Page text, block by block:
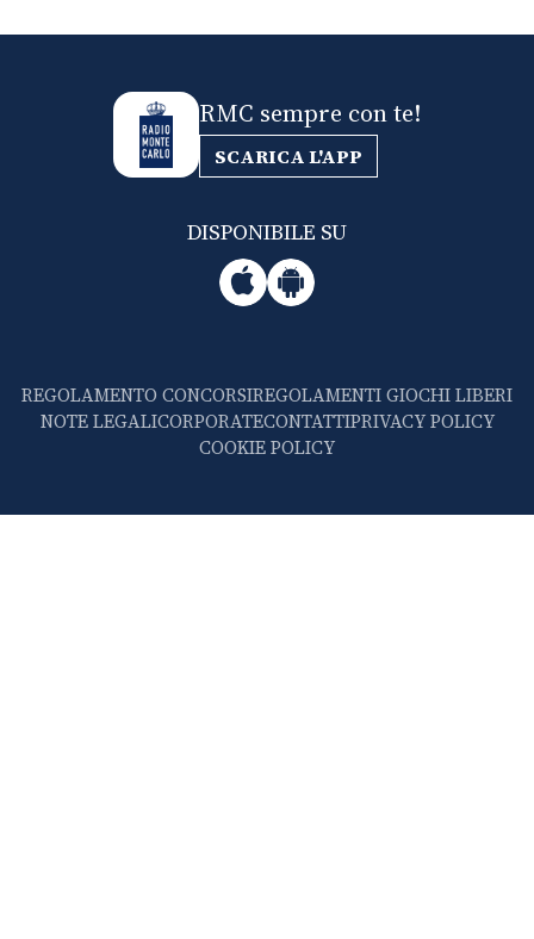
RMC sempre con te!
SCARICA L'APP
DISPONIBILE SU
REGOLAMENTO CONCORSIREGOLAMENTI GIOCHI LIBERI
NOTE LEGALICORPORATECONTATTIPRIVACY POLICY
COOKIE POLICY